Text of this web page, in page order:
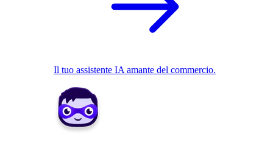
Il tuo assistente IA amante del commercio.